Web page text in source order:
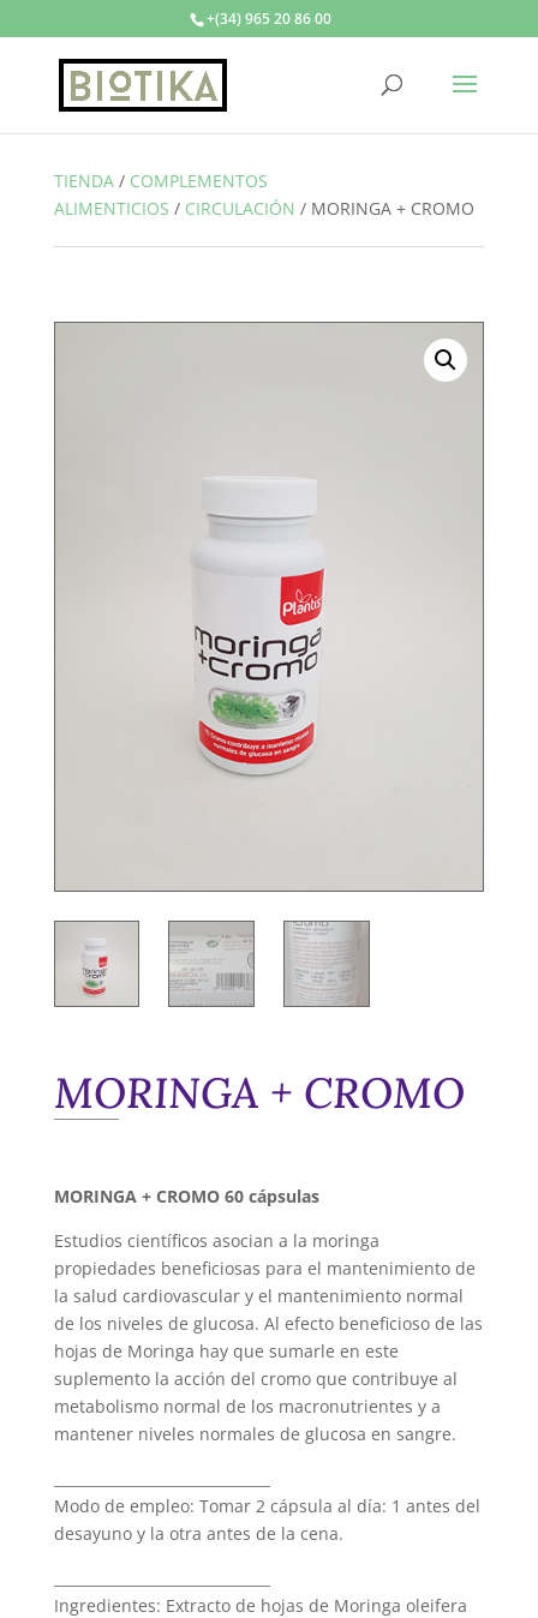
+(34) 965 20 86 00
TIENDA/ COMPLEMENTOS
ALIMENTICIOS / CIRCULACIÓN / MORINGA + CROMO
MORINGA + CROMO
MORINGA + CROMO 60 cápsulas
Estudios científicos asocian a la moringa
propiedades beneficiosas para el mantenimiento de
la salud cardiovascular y el mantenimiento normal
de los niveles de glucosa. Al efecto beneficioso de las
hojas de Moringa hay que sumarle en este
suplemento la acción del cromo que contribuye al
metabolismo normal de los macronutrientes y a
mantener niveles normales de glucosa en sangre.
Modo de empleo: Tomar 2 cápsula al día: 1 antes del
desayuno y la otra antes de la cena.
Ingredientes: Extracto de hojas de Moringa oleifera